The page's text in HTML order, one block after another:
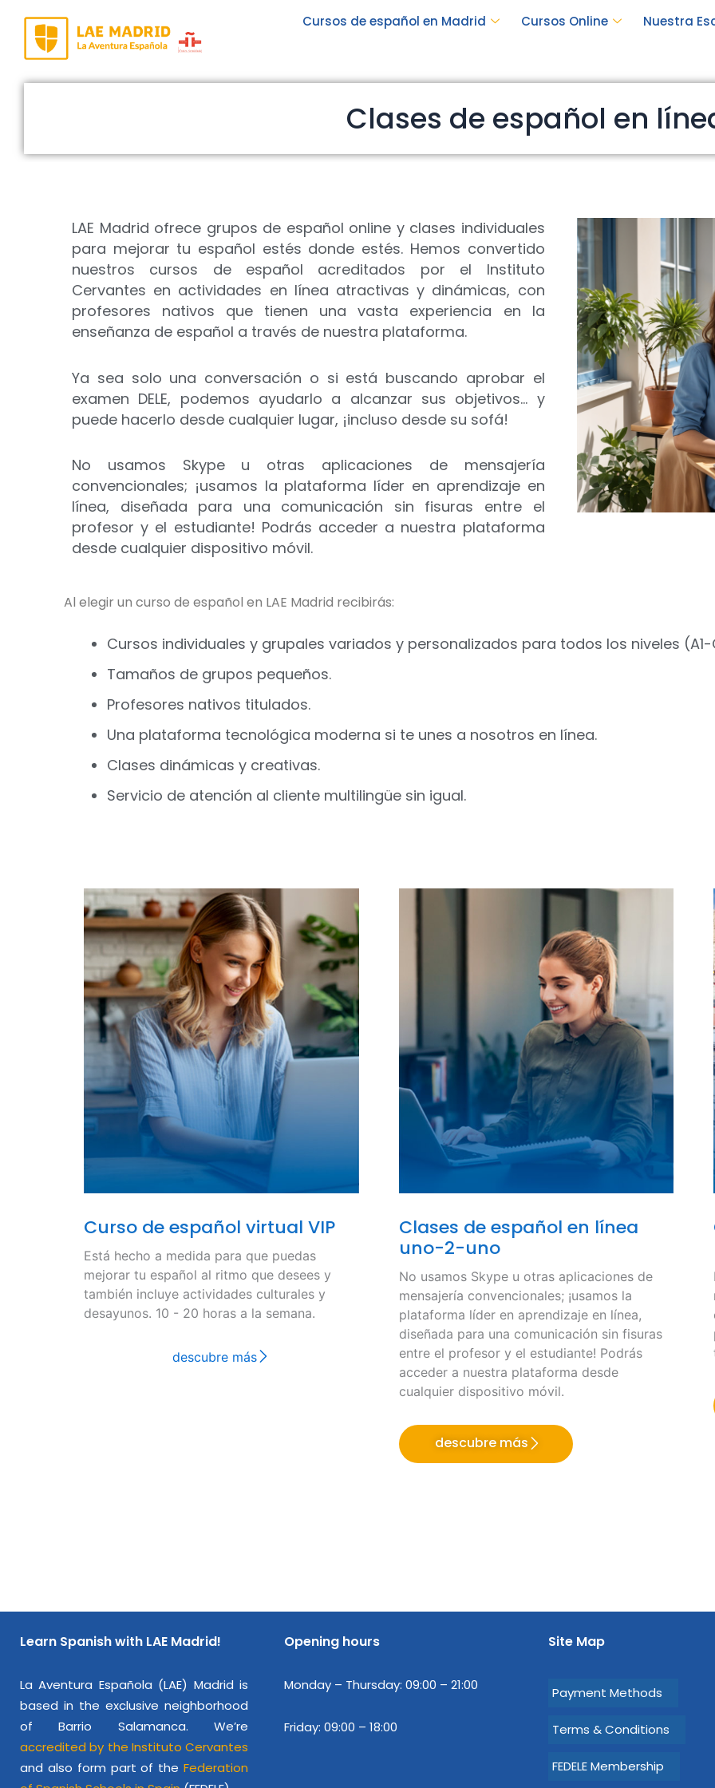
contenido
Cursos de español en Madrid Cursos Online Nuestra
Clases de español en
LAE Madrid ofrece grupos de español online y clases individuales
para mejorar tu español estés donde estés. Hemos convertido
nuestros cursos de español acreditados por el Instituto
Cervantes en actividades en línea atractivas y dinámicas, con
profesores nativos que tienen una vasta experiencia en la
enseñanza de español a través de nuestra plataforma.
Ya sea solo una conversación o si está buscando aprobar el
examen DELE, podemos ayudarlo a alcanzar sus objetivos… y
puede hacerlo desde cualquier lugar, ¡incluso desde su sofá!
No usamos Skype u otras aplicaciones de mensajería
convencionales; ¡usamos la plataforma líder en aprendizaje en
línea, diseñada para una comunicación sin fisuras entre el
profesor y el estudiante! Podrás acceder a nuestra plataforma
desde cualquier dispositivo móvil.
Al elegir un curso de español en LAE Madrid recibirás:
Cursos individuales y grupales variados y personalizados para todos los niveles (A1-
Tamaños de grupos pequeños.
Profesores nativos titulados.
Una plataforma tecnológica moderna si te unes a nosotros en línea.
Clases dinámicas y creativas.
Servicio de atención al cliente multilingüe sin igual.
Curso de español virtual VIP
Está hecho a medida para que puedas
mejorar tu español al ritmo que desees y
también incluye actividades culturales y
desayunos. 10 - 20 horas a la semana.
descubre más
Clases de español en línea
uno-2-uno
No usamos Skype u otras aplicaciones de
mensajería convencionales; ¡usamos la
plataforma líder en aprendizaje en línea,
diseñada para una comunicación sin fisuras
entre el profesor y el estudiante! Podrás
acceder a nuestra plataforma desde
cualquier dispositivo móvil.
descubre más
Learn Spanish with LAE Madrid!
La Aventura Española (LAE) Madrid is
based in the exclusive neighborhood
of Barrio Salamanca. We’re
accredited by the Instituto Cervantes
and also form part of the Federation
Opening hours
Monday – Thursday: 09:00 – 21:00
Friday: 09:00 – 18:00
Site Map
Payment Methods
Terms & Conditions
FEDELE Membership